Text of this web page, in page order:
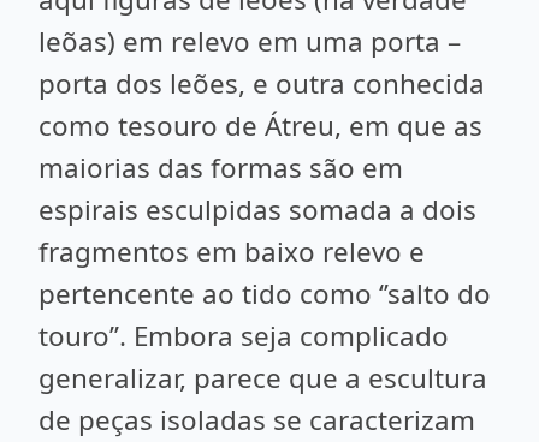
leõas) em relevo em uma porta –
porta dos leões, e outra conhecida
como tesouro de Átreu, em que as
maiorias das formas são em
espirais esculpidas somada a dois
fragmentos em baixo relevo e
pertencente ao tido como ‘’salto do
touro’’. Embora seja complicado
generalizar, parece que a escultura
de peças isoladas se caracterizam